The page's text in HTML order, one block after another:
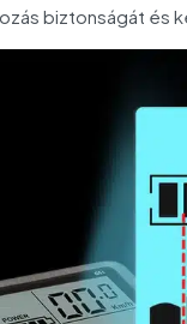
biztonságát és